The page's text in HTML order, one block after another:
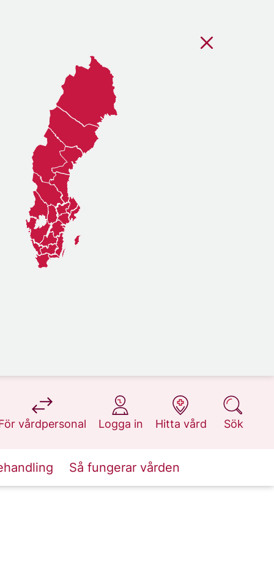
vårdpersonal
på 1177.se
Logga in
på 1177.se
Hitta vård
på 1177.se
Sök
på 1177.se
Så fungerar vården